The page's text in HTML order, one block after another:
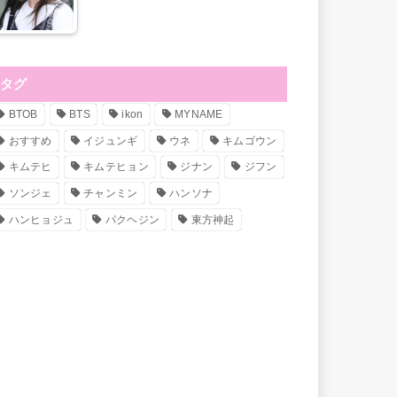
タグ
BTOB BTS ikon MYNAME
おすすめ イジュンギ ウネ キムゴウン
キムテヒ キムテヒョン ジナン ジフン
ソンジェ チャンミン ハンソナ
ハンヒョジュ パクヘジン 東方神起